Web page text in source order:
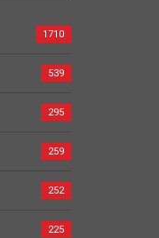
1710
539
295
259
252
225